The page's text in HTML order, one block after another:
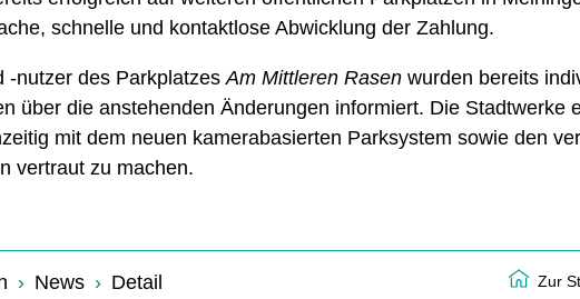
schnelle und kontaktlose Abwicklung der Zahlung.
-nutzer des Parkplatzes Am Mittleren Rasenwurden bereits
über die anstehenden Änderungen informiert. Die Stadtwerke
mit dem neuen kamerabasierten Parksystem sowie den
vertraut zu machen.
News Detail Zur